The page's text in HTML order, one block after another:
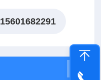
15601682291